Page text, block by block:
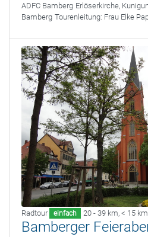
ADFC Bamberg Erlöserkirche,
Bamberg Tourenleitung: Frau Elke
Radtour einfach 20 - 39 km, < 15
Bamberger